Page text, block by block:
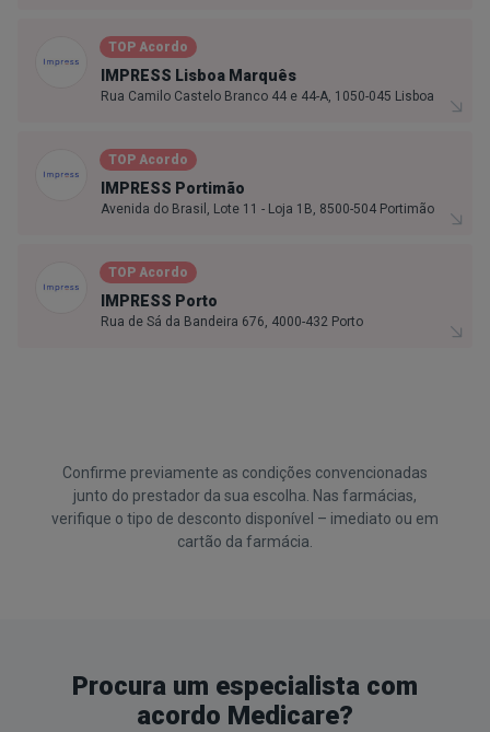
TOP Acordo
IMPRESS Lisboa Marquês
Rua Camilo Castelo Branco 44 e 44-A, 1050-045 Lisboa
TOP Acordo
IMPRESS Portimão
Avenida do Brasil, Lote 11 - Loja 1B, 8500-504 Portimão
TOP Acordo
IMPRESS Porto
Rua de Sá da Bandeira 676, 4000-432 Porto
Confirme previamente as condições convencionadas
junto do prestador da sua escolha. Nas farmácias,
verifique o tipo de desconto disponível – imediato ou em
cartão da farmácia.
Procura um especialista com
acordo Medicare?